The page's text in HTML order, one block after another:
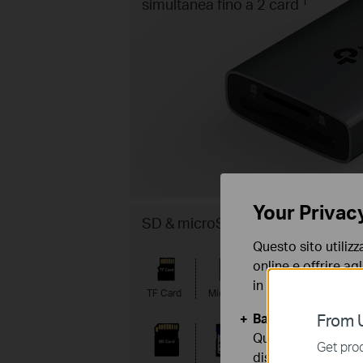
SD & microSD
TF Card Micro SD
From
Get
Your
Questo sito
online e offrire
in qualunque
Basic Cookies
Questi cookies
disattivati nel tuo